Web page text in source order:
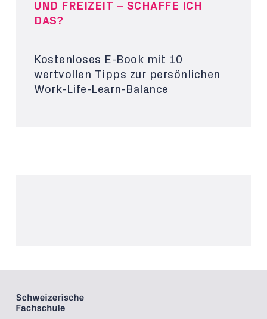
UND FREIZEIT – SCHAFFE ICH
DAS?
Kostenloses E-Book mit 10
wertvollen Tipps zur persönlichen
Work-Life-Learn-Balance